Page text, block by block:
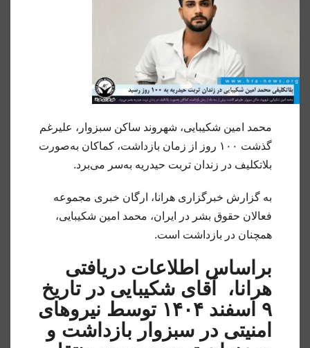
محمد امین شکیبایی، شهروند ساکن سبزوار، علیرغم
گذشت ۱۰۰ روز از زمان بازداشت، کماکان به‌صورت
بلاتکلیف در زندان تربت حیدریه به‌سر می‌برد.
به گزارش خبرگزاری هرانا، ارگان خبری مجموعه
فعالان حقوق بشر در ایران، محمد امین شکیبایی،
همچنان در بازداشت است.
براساس اطلاعات دریافتی
هرانا، آقای شکیبایی در تاریخ
۹ اسفند ۱۴۰۴ توسط نیروهای
امنیتی در سبزوار بازداشت و